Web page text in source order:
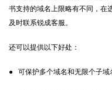
书支持的域名上限略有不同，在
及时联系锐成客服。
还可以提供以下好处：
● 可保护多个域名和无限个子域